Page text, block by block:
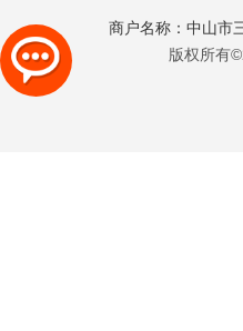
商户名称：中山市
版权所有